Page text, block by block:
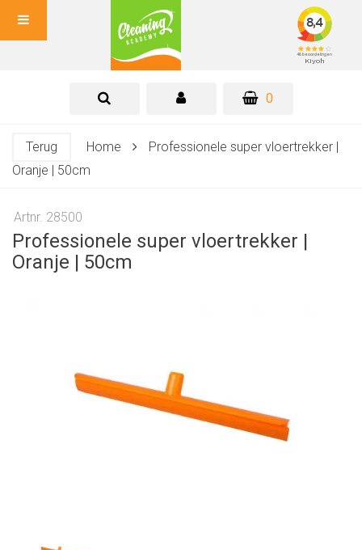
0
Terug Home
Professionele super vloertrekker |
Oranje | 50cm
Artnr. 28500
Professionele super vloertrekker |
Oranje | 50cm